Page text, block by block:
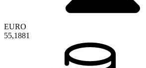
EURO
55,1881